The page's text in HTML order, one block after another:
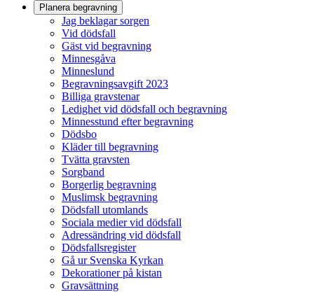
Planera begravning
Jag beklagar sorgen
Vid dödsfall
Gäst vid begravning
Minnesgåva
Minneslund
Begravningsavgift 2023
Billiga gravstenar
Ledighet vid dödsfall och begravning
Minnesstund efter begravning
Dödsbo
Kläder till begravning
Tvätta gravsten
Sorgband
Borgerlig begravning
Muslimsk begravning
Dödsfall utomlands
Sociala medier vid dödsfall
Adressändring vid dödsfall
Dödsfallsregister
Gå ur Svenska Kyrkan
Dekorationer på kistan
Gravsättning